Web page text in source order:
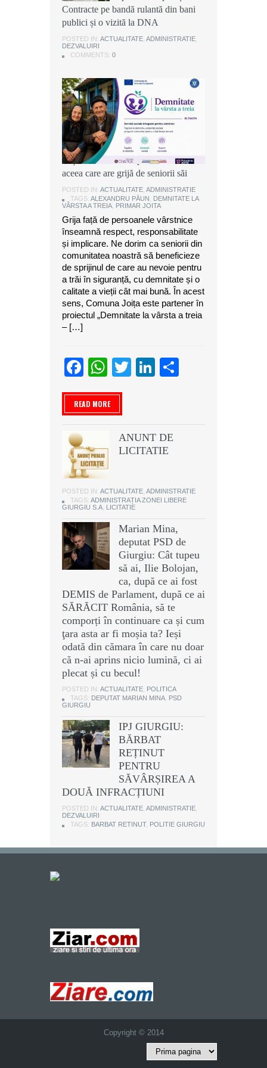
Contracte pe bandă rulantă din bani
publici și o vizită la DNA
POSTED IN: ACTUALITATE ADMINISTRATIE
DEZVALUIRI
COMMENTS: 0
Contracte pe bandă rulantă din bani
publici și o vizită la DNA
POSTED IN: ACTUALITATE ADMINISTRATIE
DEZVALUIRI
COMMENTS: 0
Contracte pe bandă rulantă din bani
publici și o vizită la DNA
POSTED IN: ACTUALITATE ADMINISTRATIE
DEZVALUIRI
COMMENTS: 0
Alexandru Păun, primarul comunei
Joița: O comunitate puternică este
aceea care are grijă de seniorii săi
POSTED IN: ACTUALITATE ADMINISTRATIE
TAGS: ALEXANDRU PĂUN
DEMNITATE LA
VÂRSTA A TREIA PRIMAR JOITA
Grija față de persoanele vârstnice
înseamnă respect, responsabilitate
și implicare. Ne dorim ca seniorii din
comunitatea noastră să beneficieze
de sprijinul de care au nevoie pentru
a trăi în siguranță, cu demnitate și o
calitate a vieții cât mai bună. În acest
sens, Comuna Joița este partener în
proiectul „Demnitate la vârsta a treia
– […]
Facebook
WhatsApp
TwitterLinkedIn
READ MORE
ANUNT DE
LICITATIE
POSTED IN: ACTUALITATE ADMINISTRATIE
TAGS: ADMINISTRAȚIA ZONEI LIBERE
GIURGIU S.A LICITATIE
Marian Mina,
deputat PSD de
Giurgiu: Cât tupeu
să ai, Ilie Bolojan,
ca, după ce ai fost
DEMIS de Parlament, după ce ai
SĂRĂCIT România, să te
comporți în continuare ca și cum
ţara asta ar fi moșia ta? Ieși
odată din cămara în care nu doar
că n-ai aprins nicio lumină, ci ai
plecat și cu becul!
POSTED IN: ACTUALITATE POLITICA
TAGS: DEPUTAT MARIAN MINA PSD
GIURGIU
IPJ GIURGIU:
BĂRBAT
REȚINUT
PENTRU
SĂVÂRȘIREA A
DOUĂ INFRACȚIUNI
POSTED IN: ACTUALITATE ADMINISTRATIE
DEZVALUIRI
TAGS: BARBAT RETINUT, POLITIE GIURGIU
Copyright © 2014